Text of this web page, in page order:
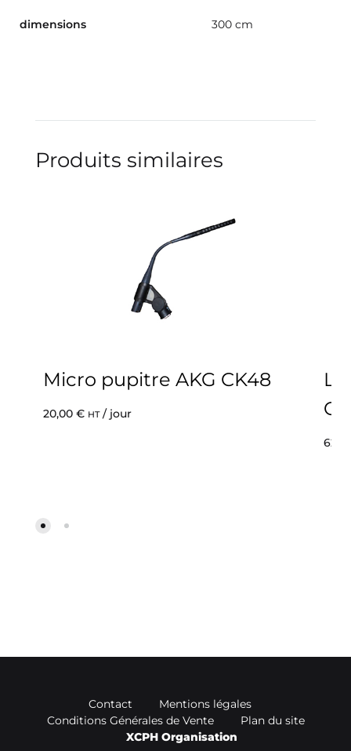
dimensions 300 cm
Produits similaires
Micro pupitre AKG CK48
20,00 € HT/ jour
Contact
Mentions légales
Conditions Générales de Vente
Plan du site
XCPH Organisation